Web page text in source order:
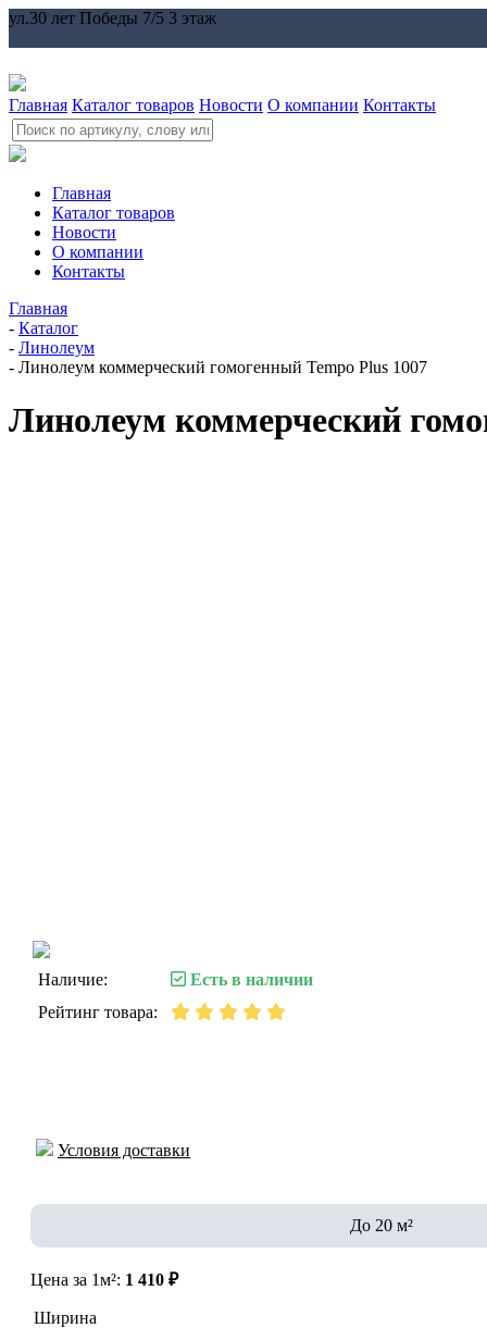
ул.30 лет Победы 7/5 3 этаж
Главная Каталог товаров Новости О компании Контакты
Главная
Каталог товаров
Новости
О компании
Контакты
Главная
- Каталог
- Линолеум
- Линолеум коммерческий гомогенный Tempo Plus 1007
Линолеум коммерческий
Наличие:
Есть в наличии
Рейтинг товара:
Условия доставки
До 20 м²
Цена за 1м²: 1 410 ₽
Ширина